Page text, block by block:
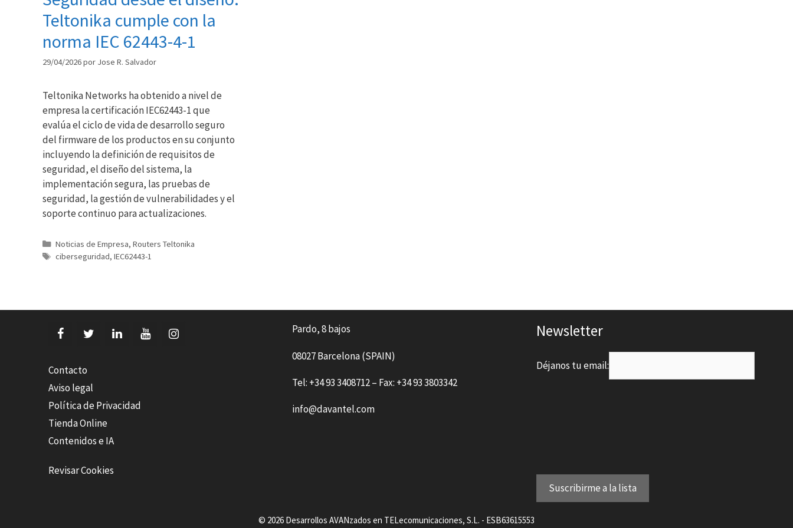
Teltonika cumple con la
norma IEC 62443-4-1
29/04/2026por Jose R. Salvador
Teltonika Networks ha obtenido a nivel de
empresa la certificación IEC62443-1 que
evalúa el ciclo de vida de desarrollo seguro
del firmware de los productos en su conjunto
incluyendo la definición de requisitos de
seguridad, el diseño del sistema, la
implementación segura, las pruebas de
seguridad, la gestión de vulnerabilidades y el
soporte continuo para actualizaciones.
Categorías
Noticias de Empresa, Routers Teltonika
Etiquetas
ciberseguridad, IEC62443-1
Contacto
Aviso legal
Política de Privacidad
Tienda Online
Contenidos e IA
Revisar Cookies
Pardo, 8 bajos
08027 Barcelona (SPAIN)
Tel: +34 93 3408712 – Fax: +34 93 3803342
info@davantel.com
Newsletter
Déjanos tu email:
© 2026 Desarrollos AVANzados en TELecomunicaciones, S.L. - ESB63615553